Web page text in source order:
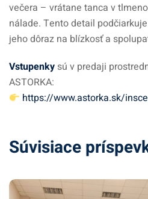
večera – vrátane tanca v
nálade. Tento detail
jeho dôraz na blízkosť a
Vstupenky sú v predaji
ASTORKA:
https://www.astorka.sk/
Súvisiace